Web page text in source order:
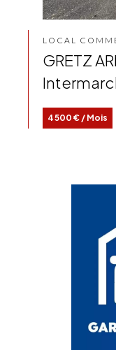
LOCAL
GRETZ
4 500 € / Mois